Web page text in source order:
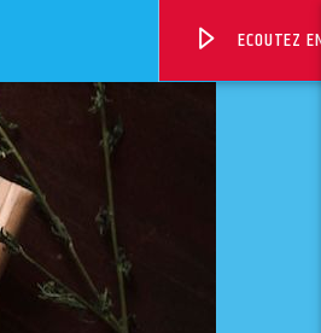
ECOUTEZ